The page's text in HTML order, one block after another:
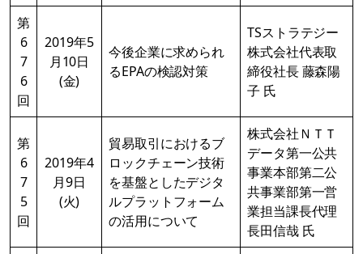
第
6
7
6
回
2019年5
月10日
(金)
今後企業に求められ
るEPAの検認対策
TSストラテジー
株式会社代表取
締役社長 藤森陽
子 氏
第
6
7
5
回
2019年4
月9日
(火)
貿易取引におけるブ
ロックチェーン技術
を基盤としたデジタ
ルプラットフォーム
の活用について
株式会社ＮＴＴ
データ第一公共
事業本部第二公
共事業部第一営
業担当課長代理
長田信哉 氏